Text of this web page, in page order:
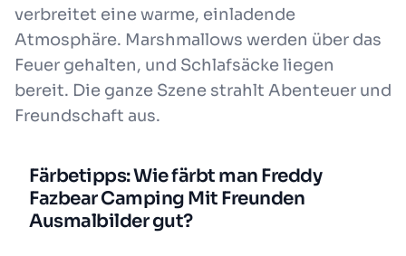
verbreitet eine warme, einladende
Atmosphäre. Marshmallows werden über das
Feuer gehalten, und Schlafsäcke liegen
bereit. Die ganze Szene strahlt Abenteuer und
Freundschaft aus.
Färbetipps: Wie färbt man Freddy
Fazbear Camping Mit Freunden
Ausmalbilder gut?